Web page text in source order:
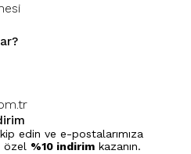
edin ve e-postalarımıza
özel %10 indirim kazanın.